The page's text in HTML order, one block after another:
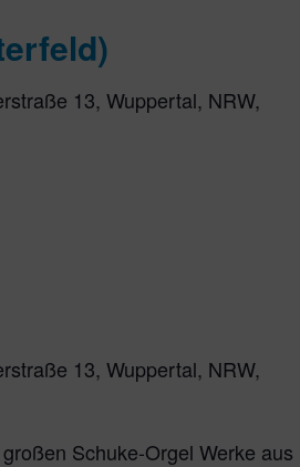
13, Wuppertal, NRW,
13, Wuppertal, NRW,
Schuke-Orgel Werke aus